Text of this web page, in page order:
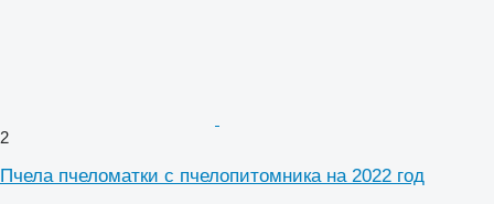
2
Пчела пчеломатки с пчелопитомника на 2022 год